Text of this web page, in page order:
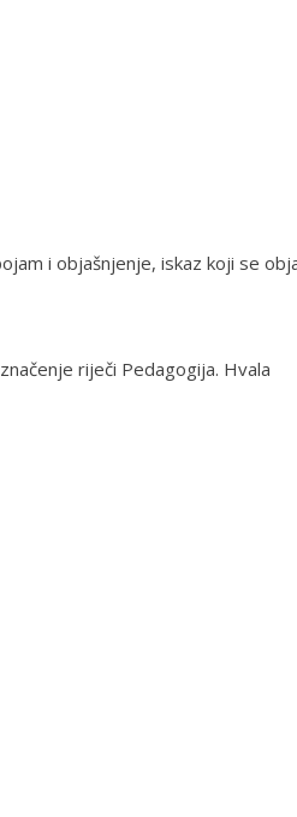
i objašnjenje, iskaz koji se
riječi Pedagogija. Hvala